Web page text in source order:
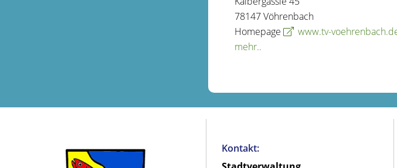
78147Vöhrenbach
Homepage
www.tv-
mehr..
Kontakt: